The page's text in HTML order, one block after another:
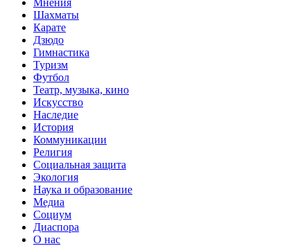
Мнения
Шахматы
Карате
Дзюдо
Гимнастика
Туризм
Футбол
Театр, музыка, кино
Искусство
Наследие
История
Коммуникации
Религия
Социальная защита
Экология
Наука и образование
Медиа
Социум
Диаспора
О нас